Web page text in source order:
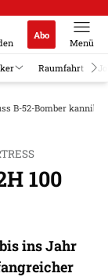
Abo
Menü
Raumfahrt
B-52-Bomber
100
ins Jahr